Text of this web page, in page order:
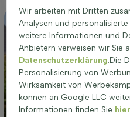
Wir arbeiten mit Dritten
Analysen und
weitere Informationen und
Anbietern verweisen wir Sie
Datenschutzerklärung.Die
Personalisierung von
Wirksamkeit von
können an Google LLC
Informationen finden Sie hier